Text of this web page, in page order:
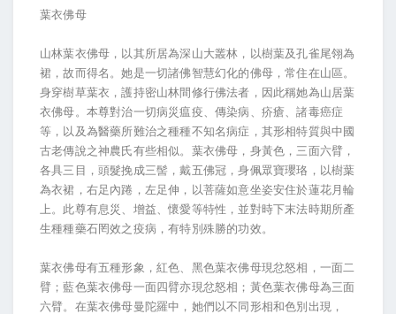
葉衣佛母
山林葉衣佛母，以其所居為深山大叢林，以樹葉及孔雀尾翎為
裙，故而得名。她是一切諸佛智慧幻化的佛母，常住在山區。
身穿樹草葉衣，護持密山林間修行佛法者，因此稱她為山居葉
衣佛母。本尊對治一切病災瘟疫、傳染病、疥瘡、諸毒癌症
等，以及為醫藥所難治之種種不知名病症，其形相特質與中國
古老傳說之神農氏有些相似。葉衣佛母，身黃色，三面六臂，
各具三目，頭髮挽成三髻，戴五佛冠，身佩眾寶瓔珞，以樹葉
為衣裙，右足內踡，左足伸，以菩薩如意坐姿安住於蓮花月輪
上。此尊有息災、增益、懷愛等特性，並對時下末法時期所產
生種種藥石罔效之疫病，有特別殊勝的功效。
葉衣佛母有五種形象，紅色、黑色葉衣佛母現忿怒相，一面二
臂；藍色葉衣佛母一面四臂亦現忿怒相；黃色葉衣佛母為三面
六臂。在葉衣佛母曼陀羅中，她們以不同形相和色別出現，